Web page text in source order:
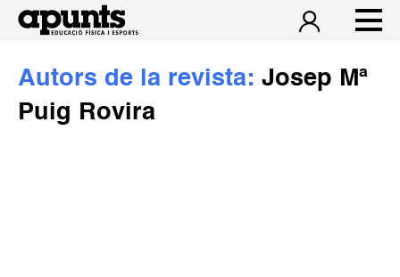
Autors de la revista: Josep Mª
Puig Rovira